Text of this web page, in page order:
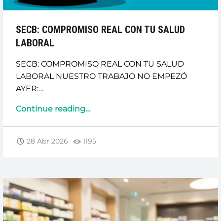
SECB: COMPROMISO REAL CON TU SALUD
LABORAL
SECB: COMPROMISO REAL CON TU SALUD
LABORAL NUESTRO TRABAJO NO EMPEZÓ
AYER:…
Continue reading“SECB:
CON
LABORAL”
…
28 Abr 2026 1195